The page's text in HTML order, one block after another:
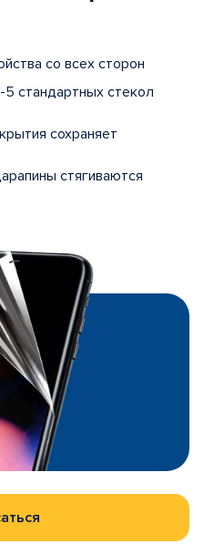
со всех сторон
5 стандартных стекол
сохраняет
стягиваются